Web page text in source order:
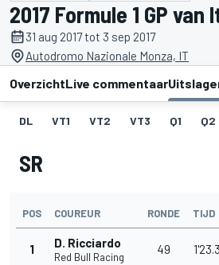
2017 Formule 1 GP van
31 aug 2017 tot 3 sep 2017
Autodromo Nazionale Monza, IT
OverzichtLive commentaar
DL VT1 VT2 VT3 Q1 Q2
SR
POS COUREUR RONDE TIJD
1 D. Ricciardo
Red Bull Racing
49